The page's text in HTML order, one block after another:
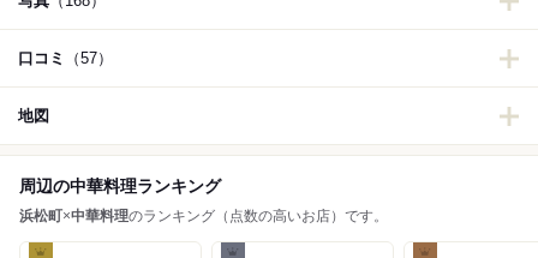
口コミ （57）
地図
周辺の中華料理ランキング
浜松町×中華料理のランキング（点数の高いお店）です。